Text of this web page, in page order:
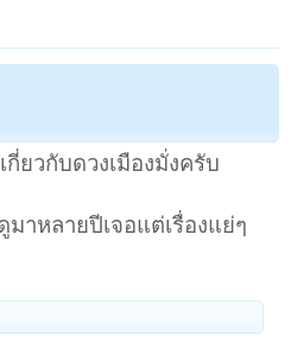
กี่ยวกับดวงเมืองมั่งครับ
าหลายปีเจอแต่เรื่องแย่ๆ